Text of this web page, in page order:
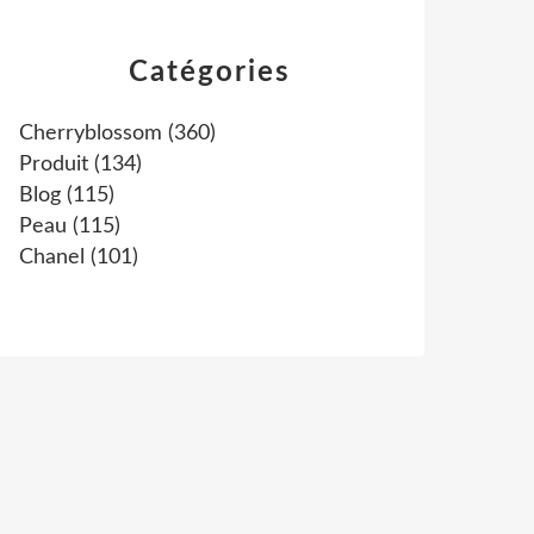
Catégories
Cherryblossom (360)
Produit (134)
Blog (115)
Peau (115)
Chanel (101)